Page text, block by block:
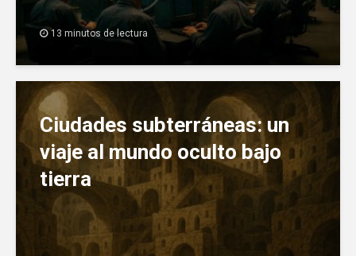
13 minutos de lectura
Ciudades subterráneas: un
viaje al mundo oculto bajo
tierra